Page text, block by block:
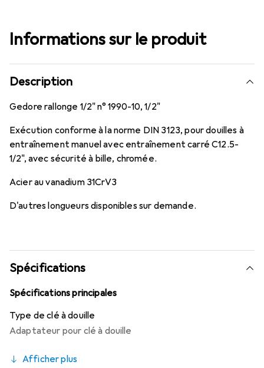
Informations sur le produit
Description
Gedore rallonge 1/2" n° 1990-10, 1/2"
Exécution conforme à la norme DIN 3123, pour douilles à
entraînement manuel avec entraînement carré C12.5-
1/2", avec sécurité à bille, chromée.
Acier au vanadium 31CrV3
D'autres longueurs disponibles sur demande.
Spécifications
Spécifications principales
Type de clé à douille
Adaptateur pour clé à douille
Afficher plus